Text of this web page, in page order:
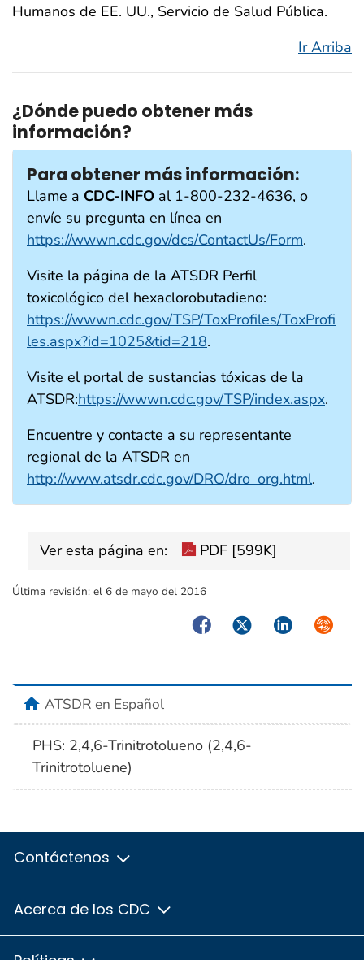
Humanos de EE. UU., Servicio de Salud Pública.
Ir Arriba
¿Dónde puedo obtener más
información?
Para obtener más información:
Llame a CDC-INFO al 1-800-232-4636, o
envíe su pregunta en línea en
https://wwwn.cdc.gov/dcs/ContactUs/Form.
Visite la página de la ATSDR Perfil
toxicológico del hexaclorobutadieno:
https://wwwn.cdc.gov/TSP/ToxProfiles/ToxProfi
les.aspx?id=1025&tid=218.
Visite el portal de sustancias tóxicas de la
ATSDR:https://wwwn.cdc.gov/TSP/index.aspx.
Encuentre y contacte a su representante
regional de la ATSDR en
http://www.atsdr.cdc.gov/DRO/dro_org.html.
Ver esta página en: PDF [599K]
Última revisión: el 6 de mayo del 2016
FacebookTwitterLinkedIn
homeATSDR en Español
PHS: 2,4,6-Trinitrotolueno (2,4,6-
Trinitrotoluene)
Contáctenos
Acerca de los CDC